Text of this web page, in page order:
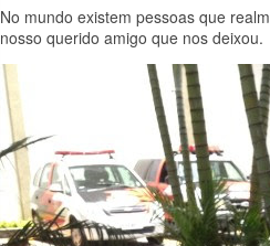
No mundo existem pessoas que
nosso querido amigo que nos deixou.